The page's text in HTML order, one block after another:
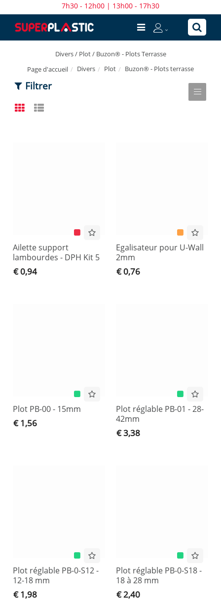
7h30 - 12h00 | 13h00 - 17h30
Divers / Plot / Buzon® - Plots Terrasse
Page d'accueil
Divers Plot Buzon® - Plots terrasse
Filtrer
Ailette support
lambourdes - DPH Kit 5
€ 0,94
Egalisateur pour U-Wall
2mm
€ 0,76
Plot PB-00 - 15mm
€ 1,56
Plot réglable PB-01 - 28-
42mm
€ 3,38
Plot réglable PB-0-S12 -
12-18 mm
€ 1,98
Plot réglable PB-0-S18 -
18 à 28 mm
€ 2,40